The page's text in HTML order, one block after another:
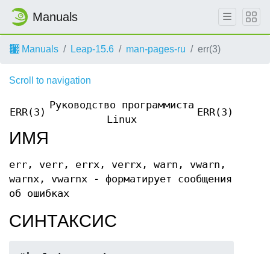
Manuals
Manuals Leap-15.6 man-pages-ru err(3)
Scroll to navigation
ERR(3)
Руководство программиста
Linux
ERR(3)
ИМЯ
err, verr, errx, verrx, warn, vwarn,
warnx, vwarnx - форматирует сообщения
об ошибках
СИНТАКСИС